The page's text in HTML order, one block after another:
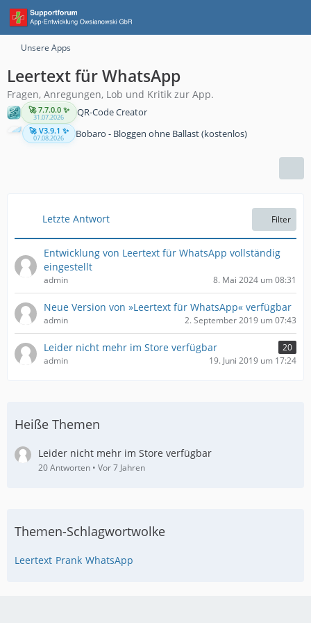
Unsere Apps
Leertext für WhatsApp
Fragen, Anregungen, Lob und Kritik zur App.
🚀 7.7.0.0 ✨
31.07.2026 QR-Code Creator
🚀 V3.9.1 ✨
07.08.2026 Bobaro - Bloggen ohne Ballast (kostenlos)
Letzte Antwort Filter
Entwicklung von Leertext für WhatsApp vollständig
eingestellt
admin 8. Mai 2024 um 08:31
Neue Version von »Leertext für WhatsApp« verfügbar
admin 2. September 2019 um 07:43
Leider nicht mehr im Store verfügbar
20
admin
19. Juni 2019 um 17:24
Heiße Themen
Leider nicht mehr im Store verfügbar
20 Antworten Vor 7 Jahren
Themen-Schlagwortwolke
Leertext Prank WhatsApp